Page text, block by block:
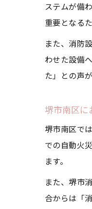
ステムが備
重要となる
また、消防
わせた設備
た」との声
堺市南区に
堺市南区で
での自動火
ます。
また、堺市
合からは「